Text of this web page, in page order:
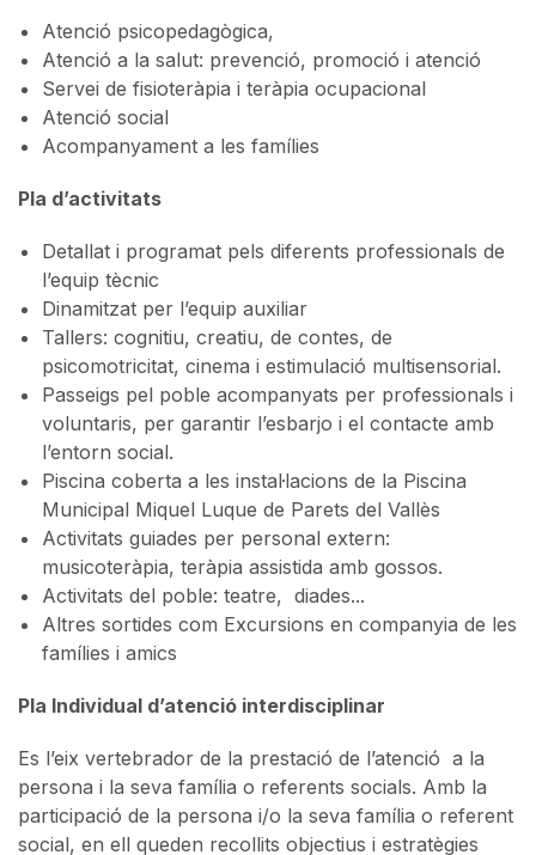
Atenció psicopedagògica,
Atenció a la salut: prevenció, promoció i atenció
Servei de fisioteràpia i teràpia ocupacional
Atenció social
Acompanyament a les famílies
Pla d’activitats
Detallat i programat pels diferents professionals de
l’equip tècnic
Dinamitzat per l’equip auxiliar
Tallers: cognitiu, creatiu, de contes, de
psicomotricitat, cinema i estimulació multisensorial.
Passeigs pel poble acompanyats per professionals i
voluntaris, per garantir l’esbarjo i el contacte amb
l’entorn social.
Piscina coberta a les instal·lacions de la Piscina
Municipal Miquel Luque de Parets del Vallès
Activitats guiades per personal extern:
musicoteràpia, teràpia assistida amb gossos.
Activitats del poble: teatre, diades...
Altres sortides com Excursions en companyia de les
famílies i amics
Pla Individual d’atenció interdisciplinar
Es l’eix vertebrador de la prestació de l’atenció a la
persona i la seva família o referents socials. Amb la
participació de la persona i/o la seva família o referent
social, en ell queden recollits objectius i estratègies